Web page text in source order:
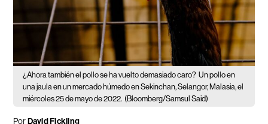
¿Ahora también el pollo se ha vuelto demasiado caro? Un pollo en
una jaula en un mercado húmedo en Sekinchan, Selangor, Malasia, el
miércoles 25 de mayo de 2022. (Bloomberg/Samsul Said)
PorDavid Fickling